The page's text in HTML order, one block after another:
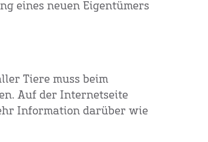
eines neuen Eigentümers
Tiere muss beim
Auf der Internetseite
Information darüber wie